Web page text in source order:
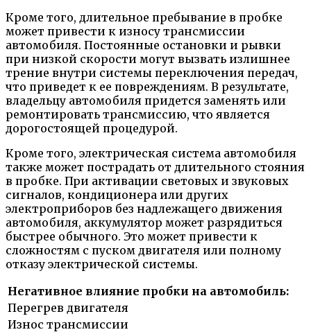
Кроме того, длительное пребывание в пробке
может привести к износу трансмиссии
автомобиля. Постоянные остановки и рывки
при низкой скорости могут вызвать излишнее
трение внутри системы переключения передач,
что приведет к ее повреждениям. В результате,
владельцу автомобиля придется заменять или
ремонтировать трансмиссию, что является
дорогостоящей процедурой.
Кроме того, электрическая система автомобиля
также может пострадать от длительного стояния
в пробке. При активации световых и звуковых
сигналов, кондиционера или других
электроприборов без надлежащего движения
автомобиля, аккумулятор может разрядиться
быстрее обычного. Это может привести к
сложностям с пуском двигателя или полному
отказу электрической системы.
Негативное влияние пробки на автомобиль:
Перегрев двигателя
Износ трансмиссии